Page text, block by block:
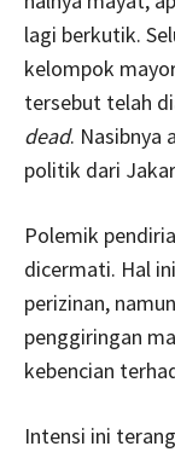
lagi berkutik.
kelompok
tersebut telah
dead. Nasibnya
politik dari
Polemik
dicermati. Hal
perizinan,
penggiringan
kebencian
Intensi ini